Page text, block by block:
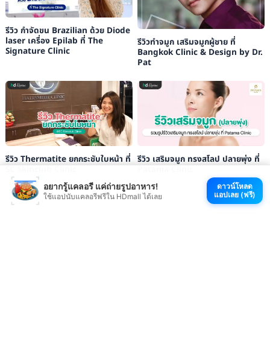
รีวิว กำจัดขน Brazilian ด้วย Diode
laser เครื่อง Epilab ที่ The
Signature Clinic
รีวิวทำจมูก เสริมจมูกผู้ชาย ที่
Bangkok Clinic & Design by Dr.
Pat
รีวิว Thermatite ยกกระชับใบหน้า ที่ รีวิว เสริมจมูก ทรงสโลป ปลายพุ่ง ที่
อยากรู้แคลอรี แค่ถ่ายรูปอาหาร!
ใช้แอปนับแคลอรีฟรีใน HDmall ได้เลย
ดาวน์โหลด
แอปเลย (ฟรี)